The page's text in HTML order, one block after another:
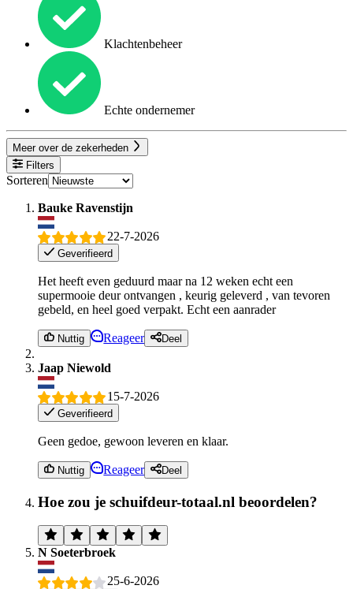
Klachtenbeheer
Echte ondernemer
Meer over de zekerheden
Filters
Sorteren
Bauke Ravenstijn
22-7-2026
Geverifieerd
Het heeft even geduurd maar na 12 weken echt een
supermooie deur ontvangen , keurig geleverd , van tevoren
gebeld, en heel goed verpakt. Echt een aanrader
Nuttig Reageer Deel
Jaap Niewold
15-7-2026
Geverifieerd
Geen gedoe, gewoon leveren en klaar.
Nuttig Reageer Deel
Hoe zou je schuifdeur-totaal.nl beoordelen?
N Soeterbroek
25-6-2026